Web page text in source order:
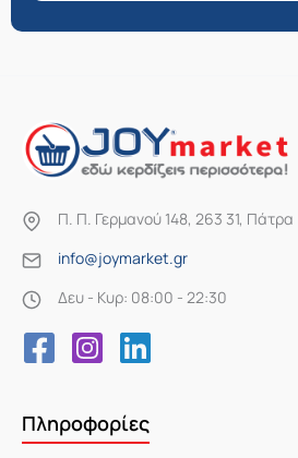
Π. Π. Γερμανού 148, 263 31, Πάτρα
info@joymarket.gr
Δευ - Κυρ: 08:00 - 22:30
Πληροφορίες